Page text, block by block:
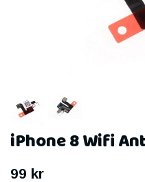
iPhone 8 Wifi
99 kr